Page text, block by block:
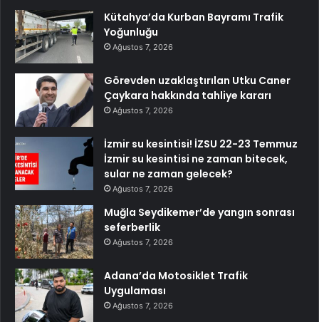
Kütahya’da Kurban Bayramı Trafik
Yoğunluğu
Ağustos 7, 2026
Görevden uzaklaştırılan Utku Caner
Çaykara hakkında tahliye kararı
Ağustos 7, 2026
İzmir su kesintisi! İZSU 22-23 Temmuz
İzmir su kesintisi ne zaman bitecek,
sular ne zaman gelecek?
Ağustos 7, 2026
Muğla Seydikemer’de yangın sonrası
seferberlik
Ağustos 7, 2026
Adana’da Motosiklet Trafik
Uygulaması
Ağustos 7, 2026